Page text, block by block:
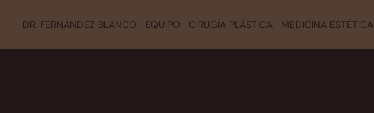
DR. FERNÁNDEZ BLANCO EQUIPO CIRUGÍA PLÁSTICA MEDICINA ESTÉTICA